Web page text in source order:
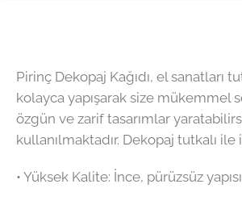
Pirinç Dekopaj Kağıdı, el sanatları
kolayca yapışarak size mükemmel
özgün ve zarif tasarımlar
kullanılmaktadır. Dekopaj tutkalı
•⁠ ⁠Yüksek Kalite: İnce, pürüzsüz